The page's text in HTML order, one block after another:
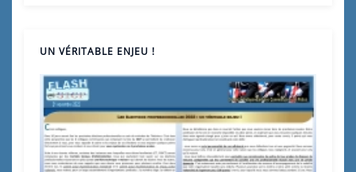
UN VÉRITABLE ENJEU !